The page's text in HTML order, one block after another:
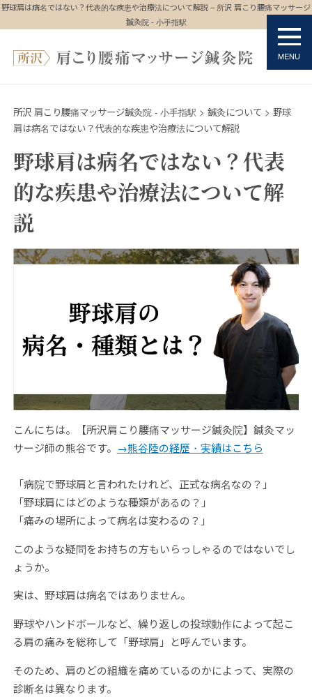
野球肩は病名ではない？代表的な疾患や治療法について解説 – 所沢 肩こり腰痛マッサージ
鍼灸院 - 小手指駅
所沢 肩こり腰痛マッサージ鍼灸院 - 小手指駅 > 鍼灸について > 野球
肩は病名ではない？代表的な疾患や治療法について解説
野球肩は病名ではない？代表
的な疾患や治療法について解
説
こんにちは。【所沢肩こり腰痛マッサージ鍼灸院】鍼灸マッ
サージ師の熊谷です。 →熊谷陸の経歴・実績はこちら
「病院で野球肩と言われたけれど、正式な病名なの？」
「野球肩にはどのような種類があるの？」
「痛みの場所によって病名は変わるの？」
このような疑問をお持ちの方もいらっしゃるのではないでし
ょうか。
実は、野球肩は病名ではありません。
野球やハンドボールなど、繰り返しの投球動作によって起こ
る肩の痛みを総称して「野球肩」と呼んでいます。
そのため、肩のどの組織を痛めているのかによって、実際の
診断名は異なります。